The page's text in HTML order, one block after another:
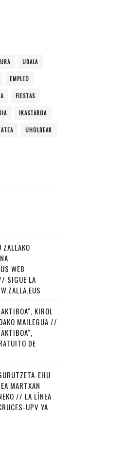
UDALA
EMPLEO
FIESTAS
IKASTAROA
UHOLDEAK
ZALLAKO
WEB
SIGUE LA
KIROL
MAILEGUA //
DE
EHU
MARTXAN
// LA LÍNEA
UPV YA